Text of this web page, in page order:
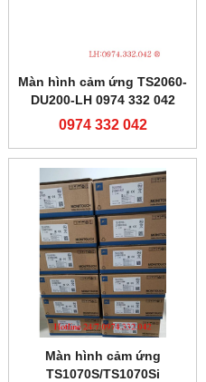
Màn hình cảm ứng TS2060-
DU200-LH 0974 332 042
0974 332 042
Màn hình cảm ứng
TS1070S/TS1070Si